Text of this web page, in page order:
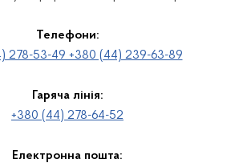
Телефони:
278-53-49 +380 (44) 239-63-89
Гаряча лінія:
+380 (44) 278-64-52
Електронна пошта: